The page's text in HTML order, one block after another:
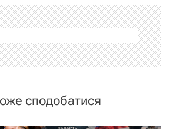
сподобатися